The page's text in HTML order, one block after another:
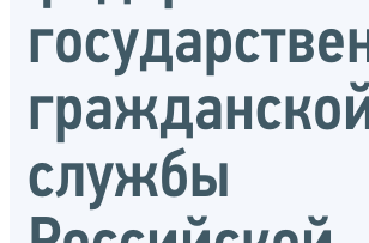
службы